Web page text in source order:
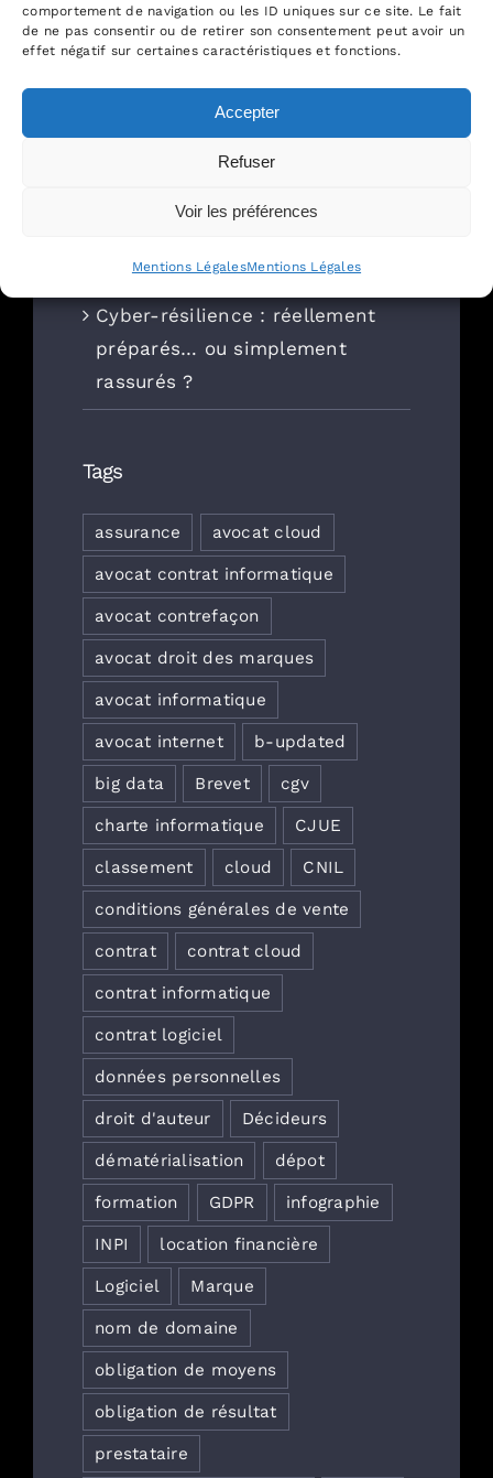
comportement de navigation ou les ID uniques sur ce site. Le fait
de ne pas consentir ou de retirer son consentement peut avoir un
effet négatif sur certaines caractéristiques et fonctions.
Accepter
Refuser
Voir les préférences
Mentions LégalesMentions Légales
Projet IT : la petite formalité
donc pas qu’une simple
formalité)
comment gérer les multiples
tests d’IA par les salariés ?
Cyber-résilience : réellement
préparés… ou simplement
rassurés ?
Tags
assurance avocat cloud
avocat contrat informatique
avocat contrefaçon
avocat droit des marques
avocat informatique
avocat internet b-updated
big data Brevet cgv
charte informatique CJUE
classement cloud CNIL
conditions générales de vente
contrat contrat cloud
contrat informatique
contrat logiciel
données personnelles
droit d'auteur Décideurs
dématérialisation dépot
formation GDPR infographie
INPI location financière
Logiciel Marque
nom de domaine
obligation de moyens
obligation de résultat
prestataire